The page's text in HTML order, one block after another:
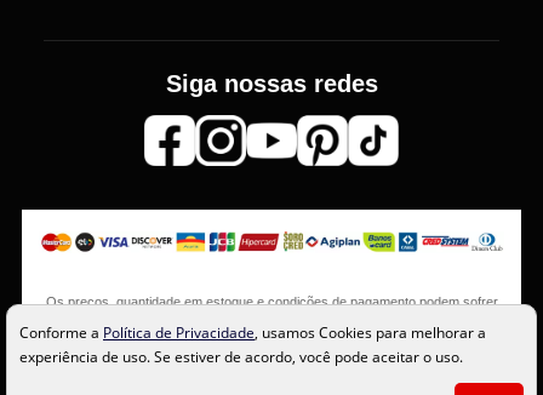
Siga nossas redes
Os preços, quantidade em estoque e condições de pagamento podem sofrer
Conforme a Política de Privacidade , usamos Cookies para melhorar a
experiência de uso. Se estiver de acordo, você pode aceitar o uso.